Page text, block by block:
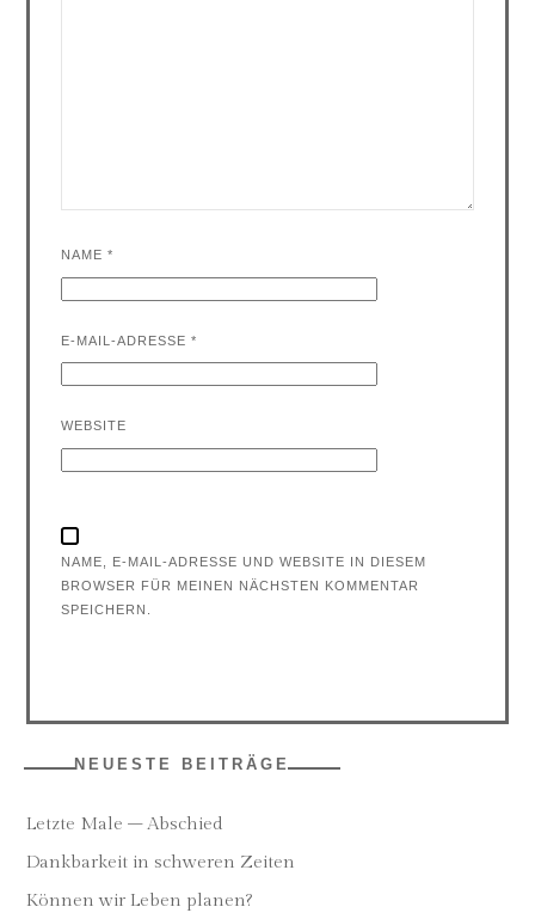
NAME*
E-MAIL-ADRESSE*
WEBSITE
NAME, E-MAIL-ADRESSE UND WEBSITE IN DIESEM
BROWSER FÜR MEINEN NÄCHSTEN KOMMENTAR
SPEICHERN.
NEUESTE BEITRÄGE
Letzte Male – Abschied
Dankbarkeit in schweren Zeiten
Können wir Leben planen?